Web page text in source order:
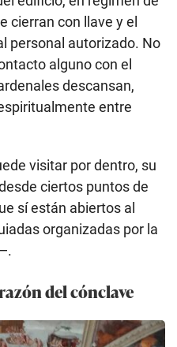
cierran con llave y el
personal autorizado. No
alguno con el
descansan,
entre
visitar por dentro, su
ciertos puntos de
sí están abiertos al
organizadas por la
del cónclave